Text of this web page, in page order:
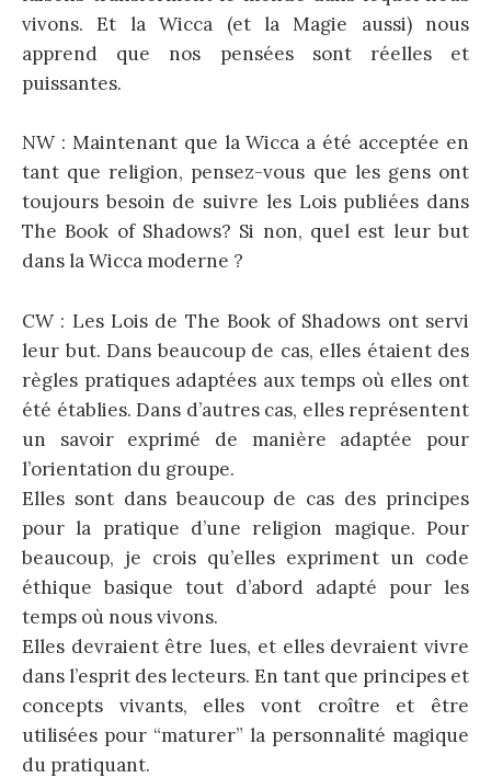
vivons. Et la Wicca (et la Magie aussi) nous
apprend que nos pensées sont réelles et
puissantes.
NW : Maintenant que la Wicca a été acceptée en
tant que religion, pensez-vous que les gens ont
toujours besoin de suivre les Lois publiées dans
The Book of Shadows? Si non, quel est leur but
dans la Wicca moderne ?
CW : Les Lois de The Book of Shadows ont servi
leur but. Dans beaucoup de cas, elles étaient des
règles pratiques adaptées aux temps où elles ont
été établies. Dans d’autres cas, elles représentent
un savoir exprimé de manière adaptée pour
l’orientation du groupe.
Elles sont dans beaucoup de cas des principes
pour la pratique d’une religion magique. Pour
beaucoup, je crois qu’elles expriment un code
éthique basique tout d’abord adapté pour les
temps où nous vivons.
Elles devraient être lues, et elles devraient vivre
dans l’esprit des lecteurs. En tant que principes et
concepts vivants, elles vont croître et être
utilisées pour “maturer” la personnalité magique
du pratiquant.